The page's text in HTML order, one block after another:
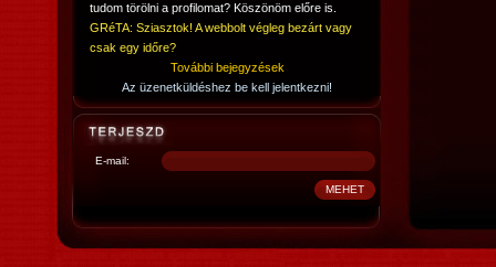
tudom törölni a profilomat? Köszönöm előre is.
GRéTA: Sziasztok! A webbolt végleg bezárt vagy
csak egy időre?
További bejegyzések
Az üzenetküldéshez be kell jelentkezni!
E-mail: